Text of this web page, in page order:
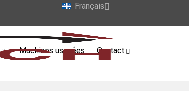
Français
Machines usagées Contact